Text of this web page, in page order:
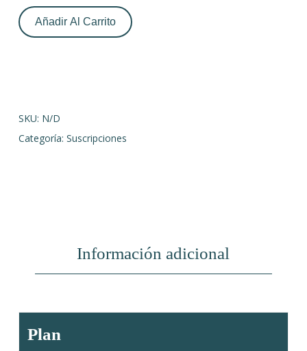
Añadir Al Carrito
SKU: N/D
Categoría: Suscripciones
Información adicional
Plan